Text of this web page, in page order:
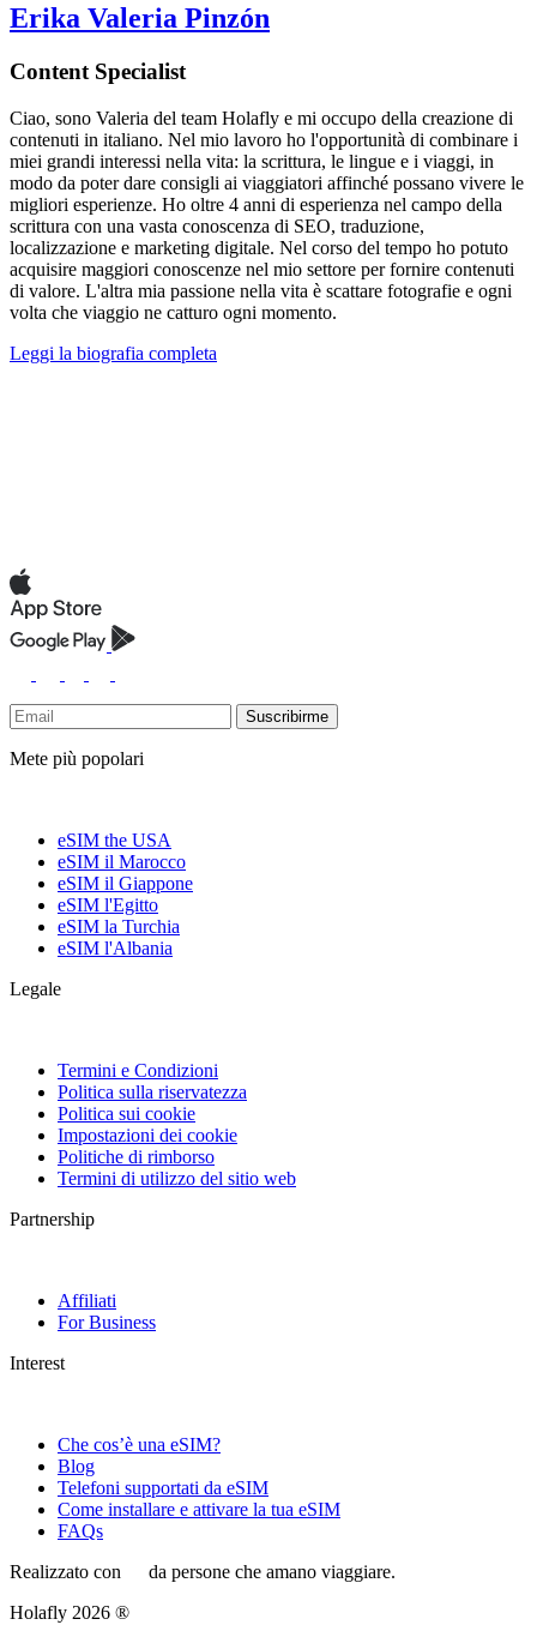
Erika Valeria Pinzón
Content Specialist
Ciao, sono Valeria del team Holafly e mi occupo della creazione di
contenuti in italiano. Nel mio lavoro ho l'opportunità di combinare i
miei grandi interessi nella vita: la scrittura, le lingue e i viaggi, in
modo da poter dare consigli ai viaggiatori affinché possano vivere le
migliori esperienze. Ho oltre 4 anni di esperienza nel campo della
scrittura con una vasta conoscenza di SEO, traduzione,
localizzazione e marketing digitale. Nel corso del tempo ho potuto
acquisire maggiori conoscenze nel mio settore per fornire contenuti
di valore. L'altra mia passione nella vita è scattare fotografie e ogni
volta che viaggio ne catturo ogni momento.
Leggi la biografia completa
Suscribirme
Mete più popolari
eSIM the USA
eSIM il Marocco
eSIM il Giappone
eSIM l'Egitto
eSIM la Turchia
eSIM l'Albania
Legale
Termini e Condizioni
Politica sulla riservatezza
Politica sui cookie
Impostazioni dei cookie
Politiche di rimborso
Termini di utilizzo del sitio web
Partnership
Affiliati
For Business
Interest
Che cos’è una eSIM?
Blog
Telefoni supportati da eSIM
Come installare e attivare la tua eSIM
FAQs
Realizzato con
da persone che amano viaggiare.
Holafly 2026 ®